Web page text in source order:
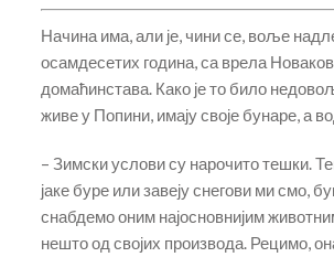
Начина има, али је, чини се, воље
осамдесетих година, са врела
домаћинстава. Како је то било
живе у Попини, имају своје бунаре, а
– Зимски услови су нарочито тешки.
јаке буре или завеју снегови ми смо,
снабдемо оним најосновнијим
нешто од својих производа. Рецимо,